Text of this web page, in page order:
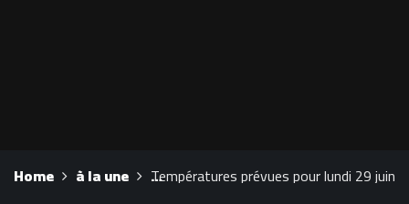
Home à la une Températures prévues pour lundi 29 juin